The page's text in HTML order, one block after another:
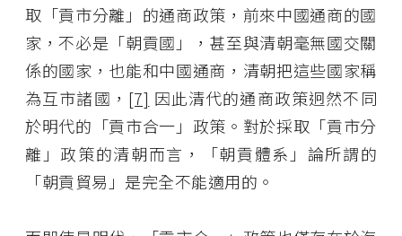
取「貢市分離」的通商政策，前來中國通商的國
家，不必是「朝貢國」，甚至與清朝毫無國交關
係的國家，也能和中國通商，清朝把這些國家稱
為互市諸國， [7] 因此清代的通商政策迥然不同
於明代的「貢市合一」政策。對於採取「貢市分
離」政策的清朝而言，「朝貢體系」論所謂的
「朝貢貿易」是完全不能適用的。